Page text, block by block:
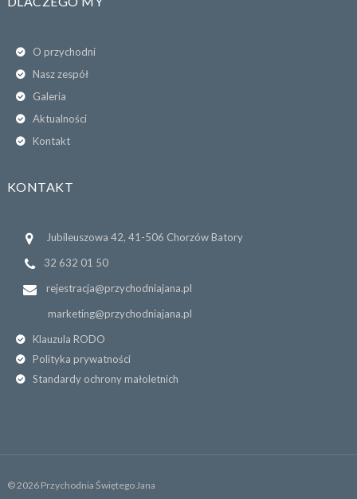
O przychodni
Nasz zespół
Galeria
Aktualności
Kontakt
KONTAKT
Jubileuszowa 42, 41-506 Chorzów Batory
32 632 01 50
rejestracja@przychodniajana.pl
marketing@przychodniajana.pl
Klauzula RODO
Polityka prywatności
Standardy ochrony małoletnich
© 2026 Przychodnia Świętego Jana